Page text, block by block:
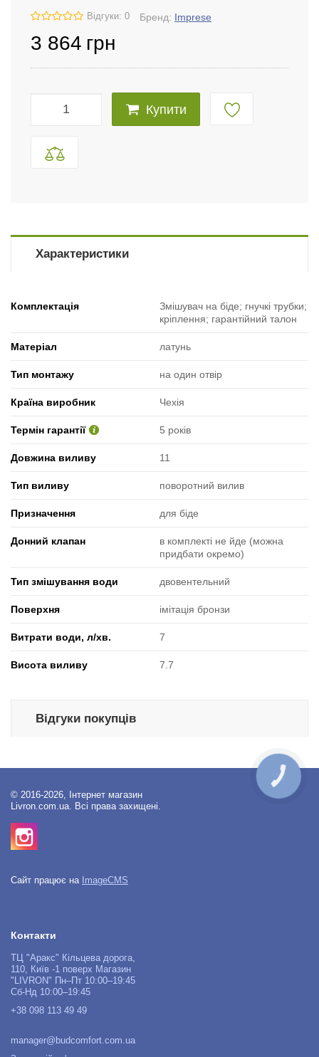
Відгуки: 0 Бренд: Imprese
3 864 грн
Купити
Характеристики
Комплектація
Змішувач на біде; гнучкі трубки;
кріплення; гарантійний талон
Матеріал латунь
Тип монтажу на один отвір
Країна виробник Чехія
Термін гарантії 5 років
Довжина виливу 11
Тип виливу поворотний вилив
Призначення для біде
Донний клапан
в комплекті не йде (можна
придбати окремо)
Тип змішування води двовентельний
Поверхня імітація бронзи
Витрати води, л/хв. 7
Висота виливу 7.7
Відгуки покупців
© 2016-2026, Інтернет магазин
Livron.com.ua. Всі права захищені.
Сайт працює на ImageCMS
Контакти
ТЦ "Аракс" Кільцева дорога,
110, Київ -1 поверх Магазин
"LIVRON" Пн–Пт 10:00–19:45
Сб-Нд 10:00–19:45
+38 098 113 49 49
manager@budcomfort.com.ua
КНОПКА
ЗВ'ЯЗКУ